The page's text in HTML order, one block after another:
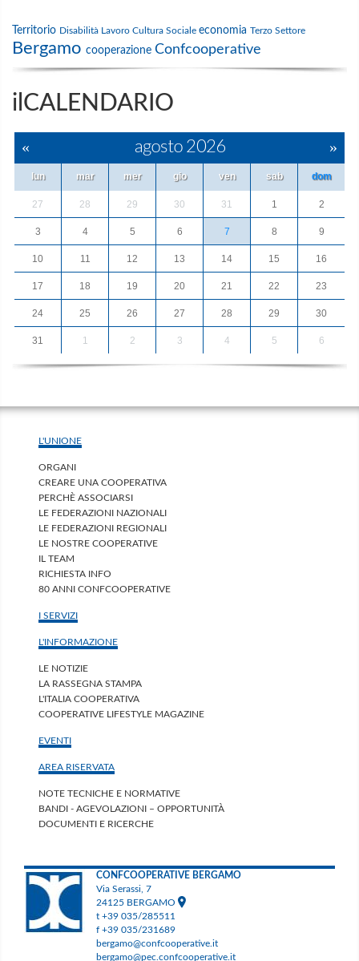
Territorio Disabilità Lavoro Cultura Sociale economia Terzo Settore
Bergamo cooperazione Confcooperative
ilCALENDARIO
« agosto 2026 »
lun mar mer gio ven sab dom
27 28 29 30 31 1 2
3 4 5 6 7 8 9
10 11 12 13 14 15 16
17 18 19 20 21 22 23
24 25 26 27 28 29 30
31 1 2 3 4 5 6
L'UNIONE
ORGANI
CREARE UNA COOPERATIVA
PERCHÈ ASSOCIARSI
LE FEDERAZIONI NAZIONALI
LE FEDERAZIONI REGIONALI
LE NOSTRE COOPERATIVE
IL TEAM
RICHIESTA INFO
80 ANNI CONFCOOPERATIVE
I SERVIZI
L'INFORMAZIONE
LE NOTIZIE
LA RASSEGNA STAMPA
L'ITALIA COOPERATIVA
COOPERATIVE LIFESTYLE MAGAZINE
EVENTI
AREA RISERVATA
NOTE TECNICHE E NORMATIVE
BANDI - AGEVOLAZIONI – OPPORTUNITÀ
DOCUMENTI E RICERCHE
CONFCOOPERATIVE BERGAMO
Via Serassi, 7
24125 BERGAMO
t +39 035/285511
f +39 035/231689
bergamo@confcooperative.it
bergamo@pec.confcooperative.it